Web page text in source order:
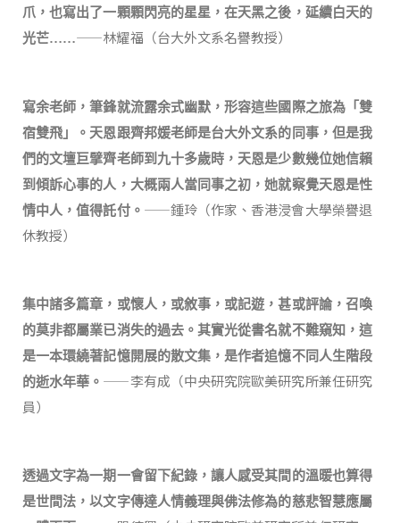
爪，也寫出了一顆顆閃亮的星星，在天黑之後，延續白天的
光芒……——林耀福（台大外文系名譽教授）
寫余老師，筆鋒就流露余式幽默，形容這些國際之旅為「雙
宿雙飛」。天恩跟齊邦媛老師是台大外文系的同事，但是我
們的文壇巨擘齊老師到九十多歲時，天恩是少數幾位她信賴
到傾訴心事的人，大概兩人當同事之初，她就察覺天恩是性
情中人，值得託付。 ——鍾玲（作家、香港浸會大學榮譽退
休教授）
集中諸多篇章，或懷人，或敘事，或記遊，甚或評論，召喚
的莫非都屬業已消失的過去。其實光從書名就不難窺知，這
是一本環繞著記憶開展的散文集，是作者追憶不同人生階段
的逝水年華。 ——李有成（中央研究院歐美研究所兼任研究
員）
透過文字為一期一會留下紀錄，讓人感受其間的溫暖也算得
是世間法，以文字傳達人情義理與佛法修為的慈悲智慧應屬